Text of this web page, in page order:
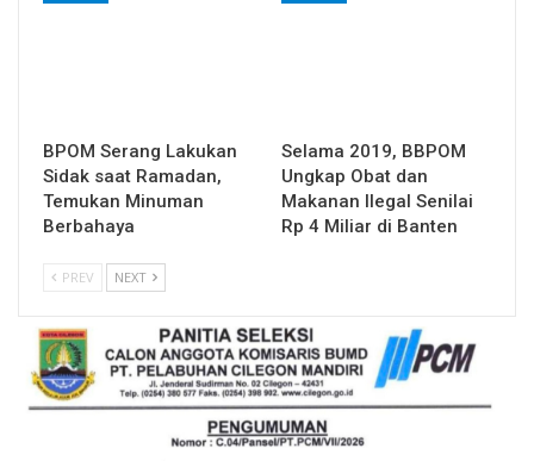
BPOM Serang Lakukan
Sidak saat Ramadan,
Temukan Minuman
Berbahaya
Selama 2019, BBPOM
Ungkap Obat dan
Makanan Ilegal Senilai
Rp 4 Miliar di Banten
PREV NEXT